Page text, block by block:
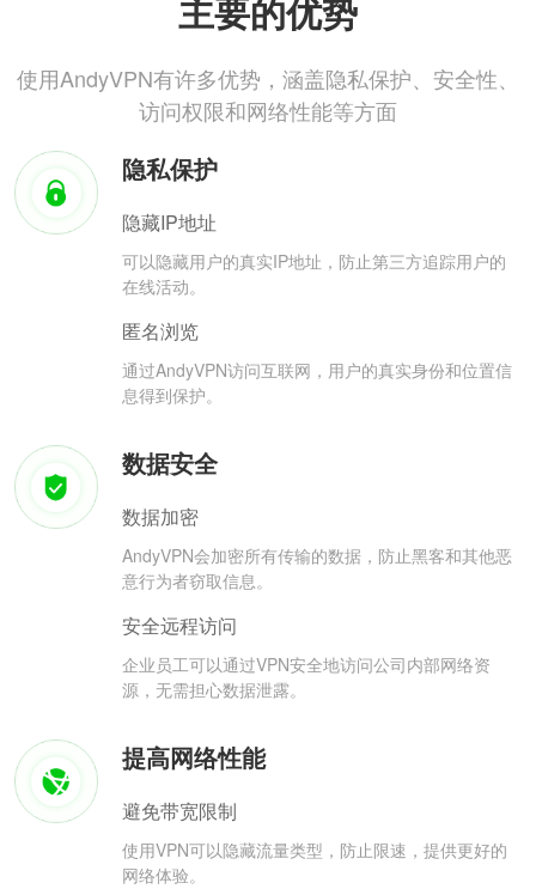
主要的优势
使用AndyVPN有许多优势，涵盖隐私保护、安全性、
访问权限和网络性能等方面
隐私保护
隐藏IP地址
可以隐藏用户的真实IP地址，防止第三方追踪用户的
在线活动。
匿名浏览
通过AndyVPN访问互联网，用户的真实身份和位置信
息得到保护。
数据安全
数据加密
AndyVPN会加密所有传输的数据，防止黑客和其他恶
意行为者窃取信息。
安全远程访问
企业员工可以通过VPN安全地访问公司内部网络资
源，无需担心数据泄露。
提高网络性能
避免带宽限制
使用VPN可以隐藏流量类型，防止限速，提供更好的
网络体验。